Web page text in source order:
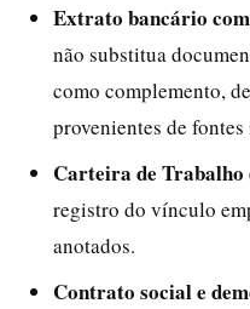
Extrato bancário
não substitua
como complemento,
provenientes de
Carteira de Trabalho
registro do vínculo
anotados.
Contrato social e